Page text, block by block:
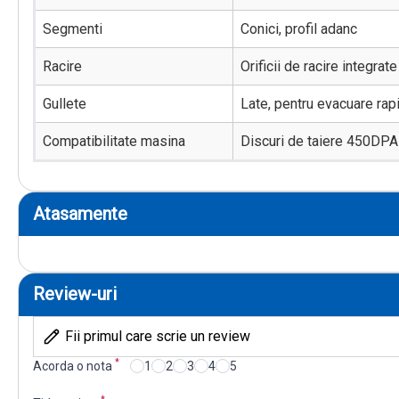
Segmenti Conici, profil adanc
Racire Orificii de racire integrate
Gullete Late, pentru evacuare
Compatibilitate masina Discuri de taiere 450DPA
Atasamente
Review-uri
Fii primul care scrie un review
Acorda o nota * 1 2 3 4 5